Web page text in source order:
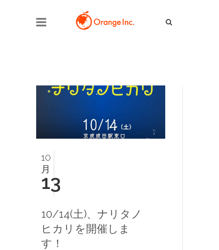
10
月
13
10/14(土)、ナリタノ
ヒカリを開催しま
す！